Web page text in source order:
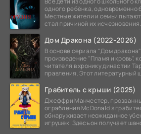
одного ребёнка, одновременно
Местные жители и семьи
стал причиной их исчезновения.
Дом Дракона (2022-2026)
В основе сериала "Дом
произведение "Пламя и кровь",
читателя в хронику династии
правления. Этот литературный
Грабитель с крыши (2025)
Джеффри Манчестер,
ограбления McDonald s
обнаруживает неожиданное
игрушек. Здесь он получает